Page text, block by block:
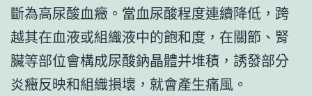
斷為高尿酸血癥。當血尿酸程度連續降低，跨
越其在血液或組織液中的飽和度，在關節、腎
臟等部位會構成尿酸鈉晶體并堆積，誘發部分
炎癥反映和組織損壞，就會產生痛風。